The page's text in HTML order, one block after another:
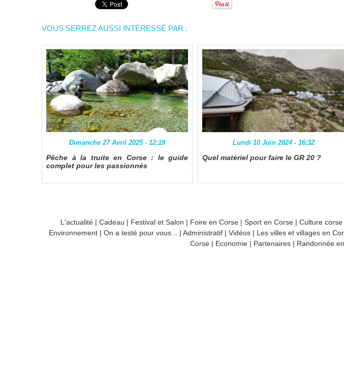
VOUS SERREZ AUSSI INTÉRESSÉ PAR :
Dimanche 27 Avril 2025 - 12:19
Pêche à la truite en Corse : le guide
complet pour les passionnés
Lundi 10 Juin 2024 - 16:32
Quel matériel pour faire le GR 20 ?
L'actualité | Cadeau | Festival et Salon | Foire en Corse | Sport en Corse | Culture corse
Environnement | On a testé pour vous... | Administratif | Vidéos | Les villes et villages en
Corse | Economie | Partenaires | Randonnée